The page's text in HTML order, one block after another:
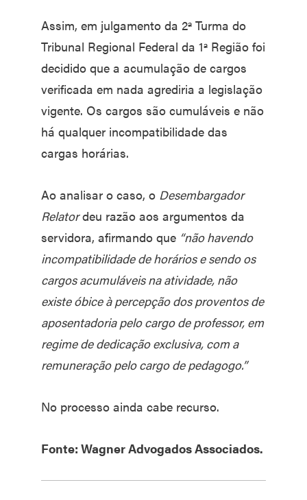
Assim, em julgamento da 2ª Turma do
Tribunal Regional Federal da 1ª Região foi
decidido que a acumulação de cargos
verificada em nada agrediria a legislação
vigente. Os cargos são cumuláveis e não
há qualquer incompatibilidade das
cargas horárias.
Ao analisar o caso, o Desembargador
Relatordeu razão aos argumentos da
servidora, afirmando que “não havendo
incompatibilidade de horários e sendo os
cargos acumuláveis na atividade, não
existe óbice à percepção dos proventos de
aposentadoria pelo cargo de professor, em
regime de dedicação exclusiva, com a
remuneração pelo cargo de pedagogo.”
No processo ainda cabe recurso.
Fonte: Wagner Advogados Associados.